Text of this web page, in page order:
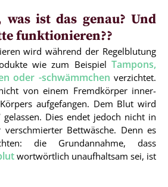
was ist das genau? Und
funktionieren??
wird während der Regelblutung
wie zum Beispiel Tampons,
oder -schwämmchen verzichtet.
von einem Fremdkörper inner-
aufgefangen. Dem Blut wird
gelassen. Dies endet jedoch nicht in
Bettwäsche. Denn es
die Grundannahme, dass
wortwörtlich unaufhaltsam sei, ist